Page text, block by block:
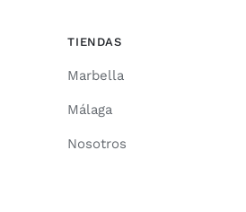
TIENDAS
Marbella
Málaga
Nosotros